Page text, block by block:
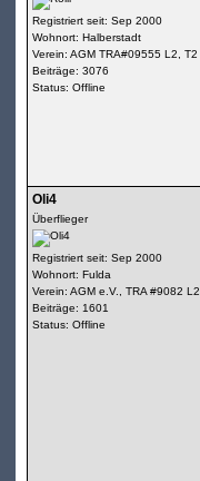
Registriert seit: Sep 2000
Wohnort: Halberstadt
Verein: AGM TRA#09555 L2, T2
Beiträge: 3076
Status: Offline
Oli4
Überflieger
Registriert seit: Sep 2000
Wohnort: Fulda
Verein: AGM e.V., TRA #9082 L2
Beiträge: 1601
Status: Offline